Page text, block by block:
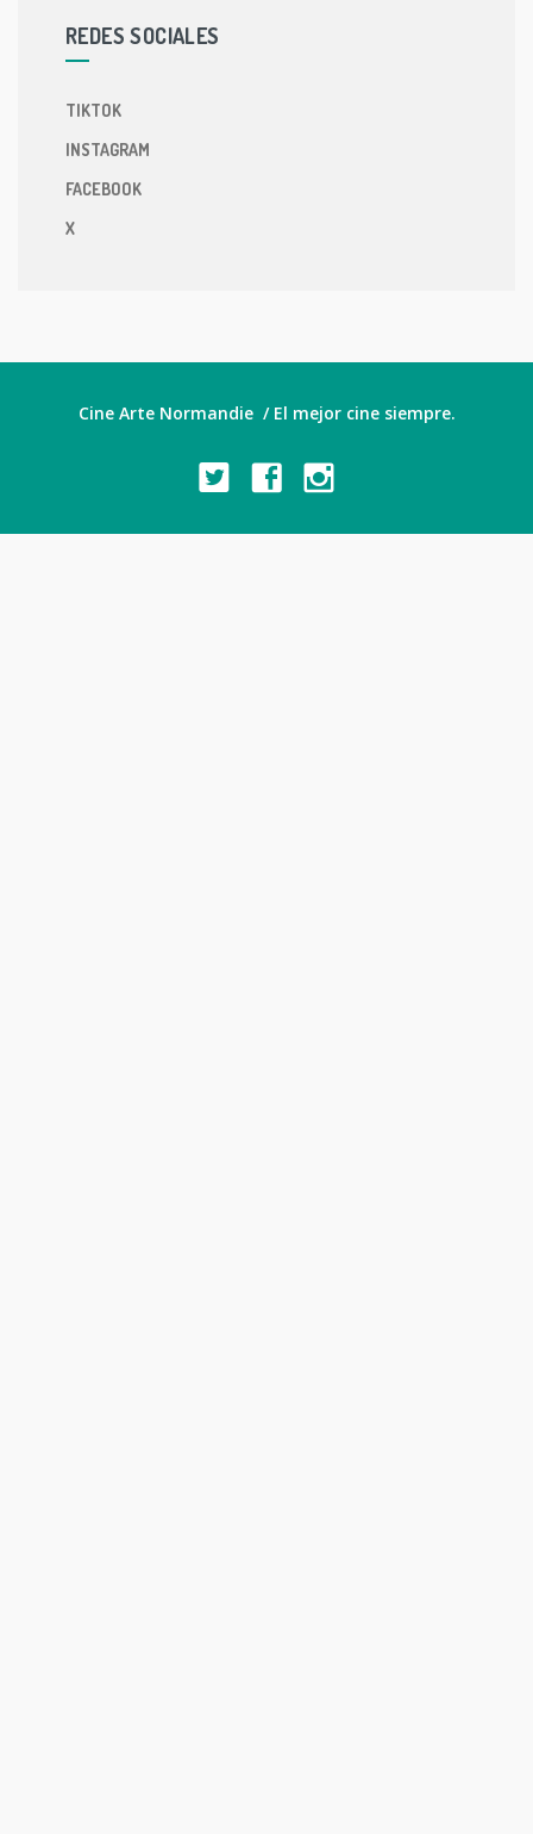
REDES SOCIALES
TIKTOK
INSTAGRAM
FACEBOOK
X
Cine Arte Normandie / El mejor cine siempre.